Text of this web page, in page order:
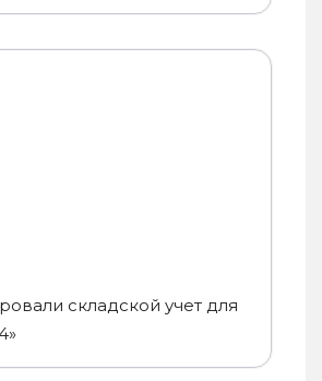
складской учет для